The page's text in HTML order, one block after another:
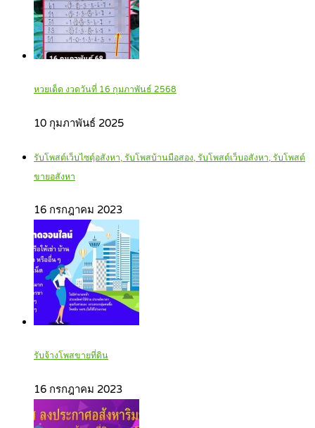
หวยเด็ด งวดวันที่ 16 กุมภาพันธ์ 2568
10 กุมภาพันธ์ 2025
รับโพสต์เว็บไซตฺ์อสังหา, รับโพสบ้านมือสอง, รับโพสต์เว็บอสังหา, รับโพสต์
ขายอสังหา
16 กรกฎาคม 2023
รับจ้างโพสขายที่ดิน
16 กรกฎาคม 2023